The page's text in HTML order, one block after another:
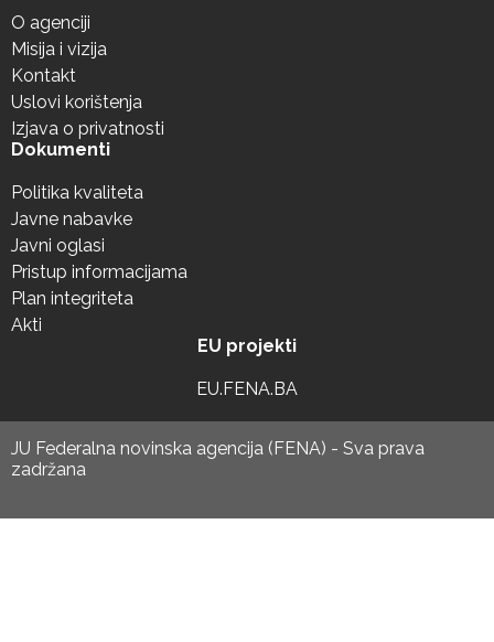
O agenciji
Misija i vizija
Kontakt
Uslovi korištenja
Izjava o privatnosti
Dokumenti
Politika kvaliteta
Javne nabavke
Javni oglasi
Pristup informacijama
Plan integriteta
Akti
EU projekti
EU.FENA.BA
JU Federalna novinska agencija (FENA) - Sva prava
zadržana